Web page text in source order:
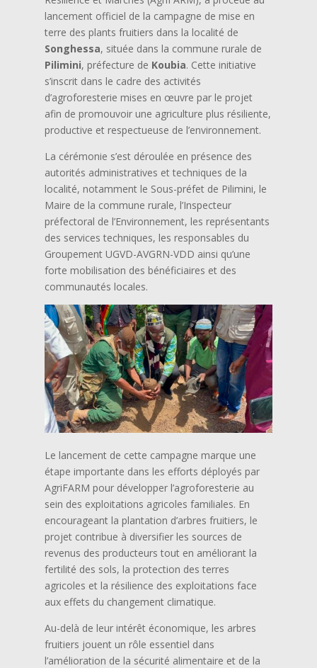
lancement officiel de la campagne de mise en
terre des plants fruitiers dans la localité de
Songhessa, située dans la commune rurale de
Pilimini, préfecture de Koubia. Cette initiative
s’inscrit dans le cadre des activités
d’agroforesterie mises en œuvre par le projet
afin de promouvoir une agriculture plus résiliente,
productive et respectueuse de l’environnement.
La cérémonie s’est déroulée en présence des
autorités administratives et techniques de la
localité, notamment le Sous-préfet de Pilimini, le
Maire de la commune rurale, l’Inspecteur
préfectoral de l’Environnement, les représentants
des services techniques, les responsables du
Groupement UGVD-AVGRN-VDD ainsi qu’une
forte mobilisation des bénéficiaires et des
communautés locales.
Le lancement de cette campagne marque une
étape importante dans les efforts déployés par
AgriFARM pour développer l’agroforesterie au
sein des exploitations agricoles familiales. En
encourageant la plantation d’arbres fruitiers, le
projet contribue à diversifier les sources de
revenus des producteurs tout en améliorant la
fertilité des sols, la protection des terres
agricoles et la résilience des exploitations face
aux effets du changement climatique.
Au-delà de leur intérêt économique, les arbres
fruitiers jouent un rôle essentiel dans
l’amélioration de la sécurité alimentaire et de la